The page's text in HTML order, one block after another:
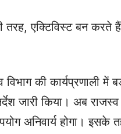
तरह, एक्टिविस्ट बन
विभाग की कार्यप्रणाली
जारी किया। अब
अनिवार्य होगा।